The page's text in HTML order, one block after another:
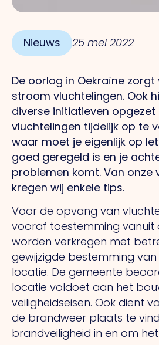
Nieuws 25 mei 2022
De oorlog in Oekraïne
stroom vluchtelingen. Ook
diverse initiatieven
vluchtelingen tijdelijk op te
waar moet je eigenlijk op
goed geregeld is en je
problemen komt. Van onze
kregen wij enkele tips.
Voor de opvang van
vooraf toestemming vanuit
worden verkregen met
gewijzigde bestemming
locatie. De gemeente
locatie voldoet aan het
veiligheidseisen. Ook dient
de brandweer plaats te
brandveiligheid in en om